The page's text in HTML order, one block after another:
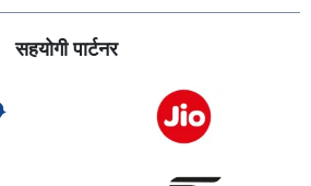
सहयोगी पार्टनर